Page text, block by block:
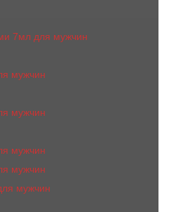
7мл для мужчин
мужчин
мужчин
мужчин
мужчин
мужчин